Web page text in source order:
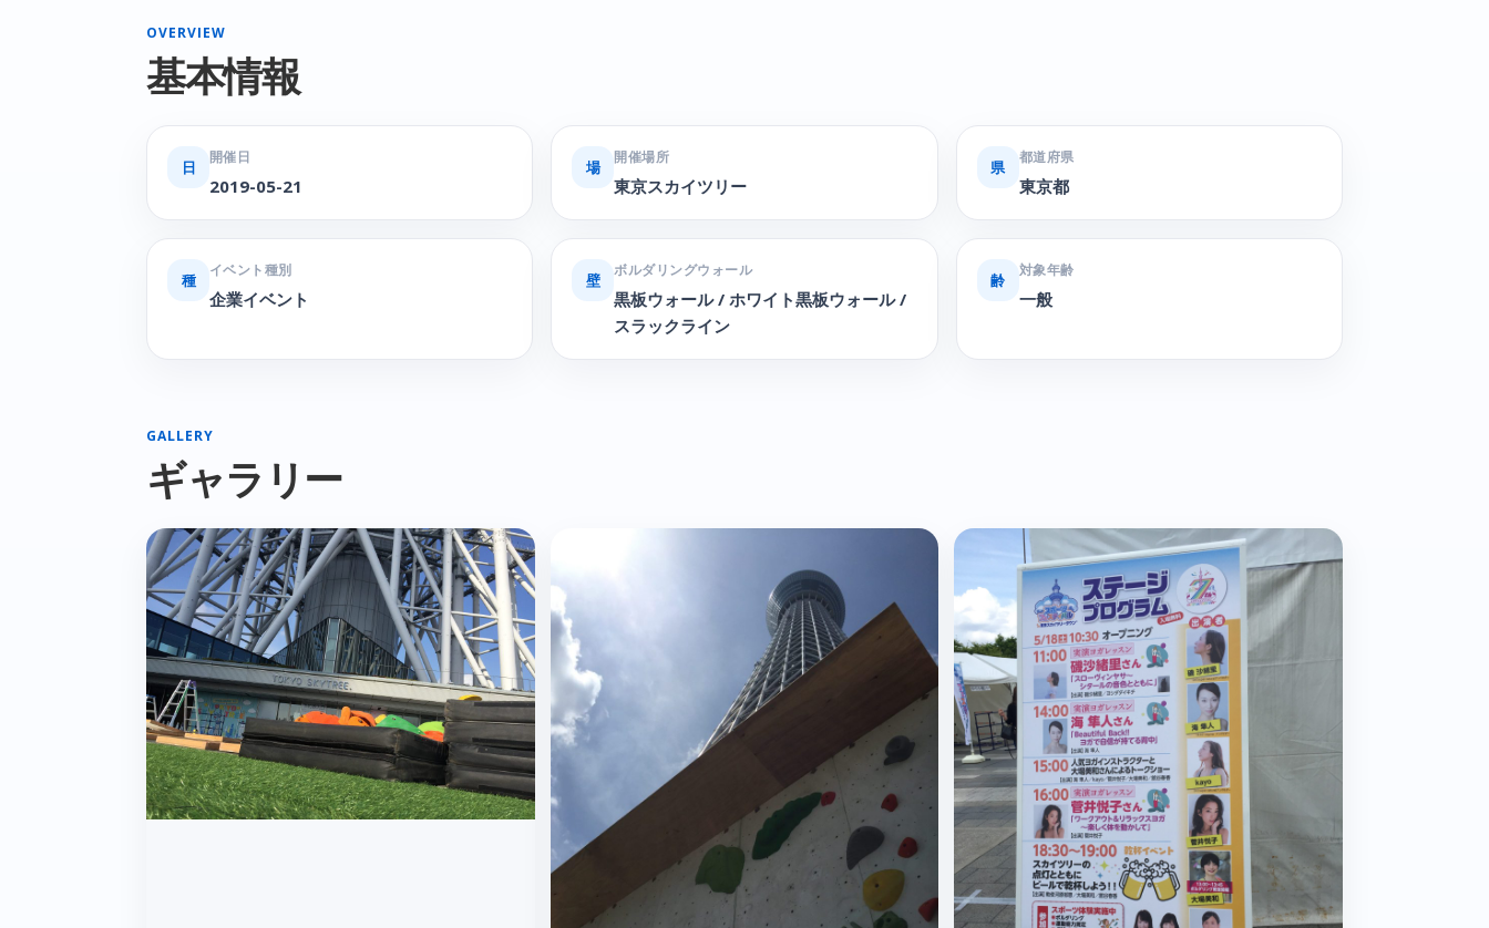
OVERVIEW
基本情報
日
開催日
2019-05-21
場
開催場所
東京スカイツリー
県
都道府県
東京都
種
イベント種別
企業イベント
壁
ボルダリングウォール
黒板ウォール / ホワイト黒板ウォール /
スラックライン
齢
対象年齢
一般
GALLERY
ギャラリー